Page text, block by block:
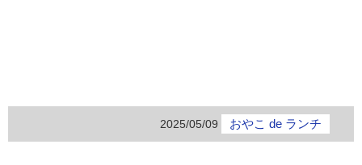
2025/05/09 おやこ de ランチ